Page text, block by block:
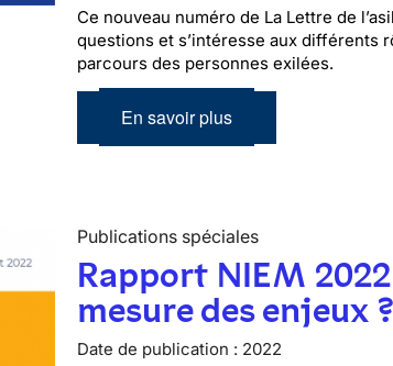
Ce nouveau numéro de La Lettre de
questions et s’intéresse aux différents
parcours des personnes exilées.
En savoir plus
Publications spéciales
Rapport NIEM
mesure des enjeux ?
Date de publication : 2022